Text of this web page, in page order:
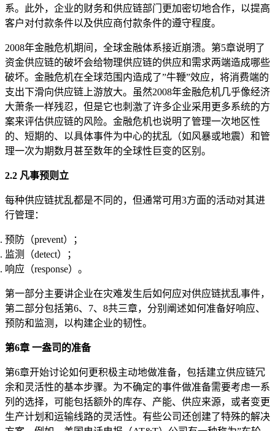
系。此外，企业的财务和供应链部门更加密切地合作，以提高
客户对付款条件以及供应商付款条件的遵守程度。
2008年金融危机期间，全球金融体系接近崩溃。第5章说明了
资金供应链的破坏会给物理供应链的供应和需求两端造成哪些
破坏。金融危机在全球范围内造成了”牛鞭”效应，将消费端的
支出下滑向供应链上游放大。虽然2008年金融危机几乎像经济
大萧条一样残忍，但是它也刺激了许多企业采用更多系统的方
案来评估供应链的风险。金融危机也说明了管理一次地区性
的、短期的、以具体事件为中心的扰乱（如风暴或地震）和管
理一次为期数月甚至数年的全球性巨变的区别。
2.2 凡事预则立
每种供应链扰乱都是不同的，但通常可用3方面的活动对其进
行管理：
预防（prevent）；
监测（detect）；
响应（response）。
第一部分主要讲企业在灾难发生后如何应对供应链扰乱事件，
第二部分包括第6、7、8共三章，分别阐述如何准备好响应、
预防和监测，以构建企业的韧性。
第6章 一盎司的准备
第6章开始讨论如何更积极主动地做准备，包括建立供应链冗
余和灵活性的基本步骤。为不确定的事件做准备需要考虑一系
列的选择，可能包括额外的库存、产能、供应来源，或者变更
生产计划和运输线路的灵活性。有些公司还创建了特殊的解决